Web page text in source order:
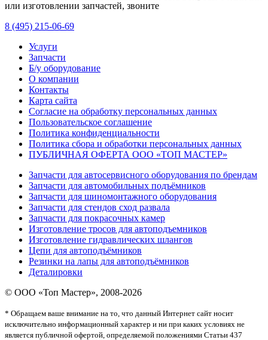
или изготовлении запчастей, звоните
8 (495) 215-06-69
Услуги
Запчасти
Б/у оборудование
О компании
Контакты
Карта сайта
Согласие на обработку персональных данных
Пользовательское соглашение
Политика конфиденциальности
Политика сбора и обработки персональных данных
ПУБЛИЧНАЯ ОФЕРТА ООО «ТОП МАСТЕР»
Запчасти для автосервисного оборудования по брендам
Запчасти для автомобильных подъёмников
Запчасти для шиномонтажного оборудования
Запчасти для стендов сход развала
Запчасти для покрасочных камер
Изготовление тросов для автоподъемников
Изготовление гидравлических шлангов
Цепи для автоподъёмников
Резинки на лапы для автоподъёмников
Деталировки
© ООО «Топ Мастер», 2008-2026
* Обращаем ваше внимание на то, что данный Интернет сайт носит
исключительно информационный характер и ни при каких условиях не
является публичной офертой, определяемой положениями Статьи 437